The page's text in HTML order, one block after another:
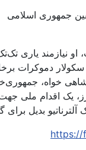
جمهوری اسلامی
او نیازمند
دموکرات
خواه،
یک اقدام ملی
بدیل
https://